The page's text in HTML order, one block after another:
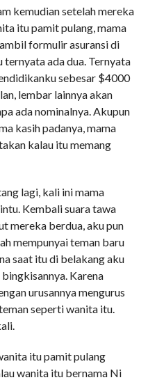
kemudian setelah mereka
itu pamit pulang, mama
formulir asuransi di
ada dua. Ternyata
sebesar $4000
lembar lainnya akan
ada nominalnya. Akupun
kasih padanya, mama
kalau itu memang
lagi, kali ini mama
Kembali suara tawa
mereka berdua, aku pun
mempunyai teman baru
saat itu di belakang aku
Karena
urusannya mengurus
seperti wanita itu.
itu pamit pulang
wanita itu bernama Ni